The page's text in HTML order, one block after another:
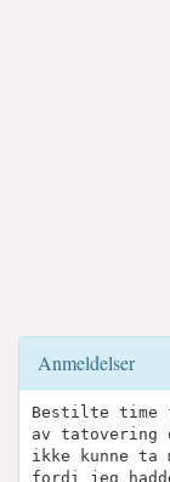
Anmeldelser
Bestilte time
av tatovering
ikke kunne ta
fordi jeg